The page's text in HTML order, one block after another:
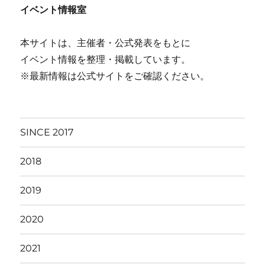
イベント情報室
本サイトは、主催者・公式発表をもとに
イベント情報を整理・掲載しています。
※最新情報は公式サイトをご確認ください。
SINCE 2017
2018
2019
2020
2021